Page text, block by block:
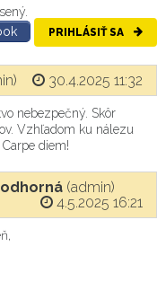
PRIHLÁSIŤ SA
30.4.2025 11:32
nebezpečný. Skôr
Vzhľadom ku nálezu
diem!
(admin)
4.5.2025 16:21